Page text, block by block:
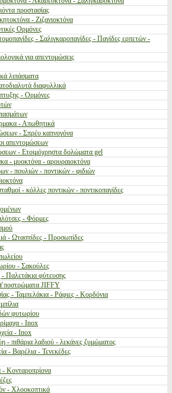
προστασίας
- Ζιζανιοκτόνα
Ορμόνες
- Σαλιγκαροπαγίδες - Παγίδες ερπετών -
για απεντομώσεις
λιπάσματα
διαφυλλικά
- Ορμόνες
- Απωθητικά
- Σπρέυ καπνογόνα
απεντομώσεων
- Ετοιμόχρηστα δολώματα gel
- μυοκτόνα - αρουραιοκτόνα
- πουλιών - ποντικών - φιδιών
- κόλλες ποντικών - ποντικοπαγίδες
- Φόρμες
- Ωτασπίδες - Προσωπίδες
- Σακούλες
- Παλετάκια φύτευσης
JIFFY
- Ταμπελάκια - Ράφιες - Κορδόνια
φυτωρίου
- Inox
- Inox
- πιθάρια λαδιού - λεκάνες ζυμώματος
- Βαρέλια - Τενεκέδες
Κονταροπρίονα
- Χλοοκοπτικά